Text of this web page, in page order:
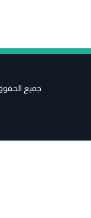
جميع